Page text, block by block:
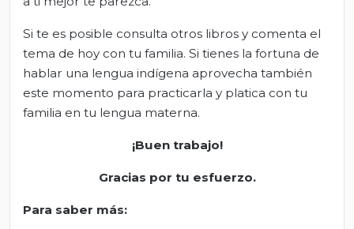
Si te es posible consulta otros libros y comenta el
tema de hoy con tu familia. Si tienes la fortuna de
hablar una lengua indígena aprovecha también
este momento para practicarla y platica con tu
familia en tu lengua materna.
¡Buen trabajo!
Gracias por tu esfuerzo.
Para saber más: